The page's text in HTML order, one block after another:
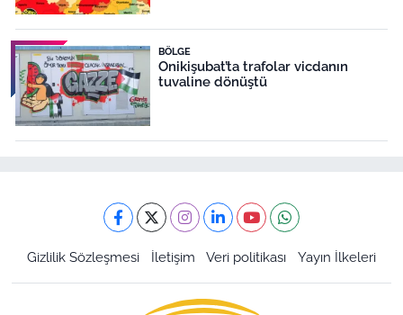
BÖLGE
Onikişubat’ta trafolar vicdanın
tuvaline dönüştü
Gizlilik Sözleşmesi İletişim Veri politikası Yayın İlkeleri